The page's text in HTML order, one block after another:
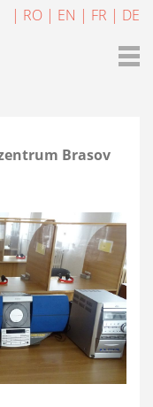
| RO | EN | FR | DE
Brasov